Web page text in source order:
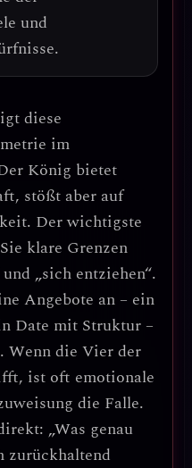
und
diese
im
König bietet
stößt aber auf
Der wichtigste
klare Grenzen
„sich entziehen“.
Angebote an – ein
Date mit Struktur –
Wenn die Vier der
ist oft emotionale
die Falle.
„Was genau
zurückhaltend